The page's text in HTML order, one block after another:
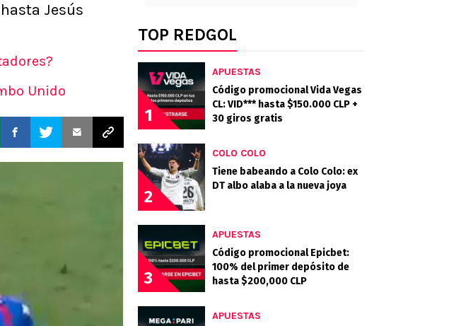
Jesús
Unido
TOP REDGOL
1
APUESTAS
Código promocional Vida Vegas
CL: VID*** hasta $150.000 CLP +
30 giros gratis
2
COLO COLO
Tiene babeando a Colo Colo: ex
DT albo alaba a la nueva joya
3
APUESTAS
Código promocional Epicbet:
100% del primer depósito de
hasta $200,000 CLP
APUESTAS